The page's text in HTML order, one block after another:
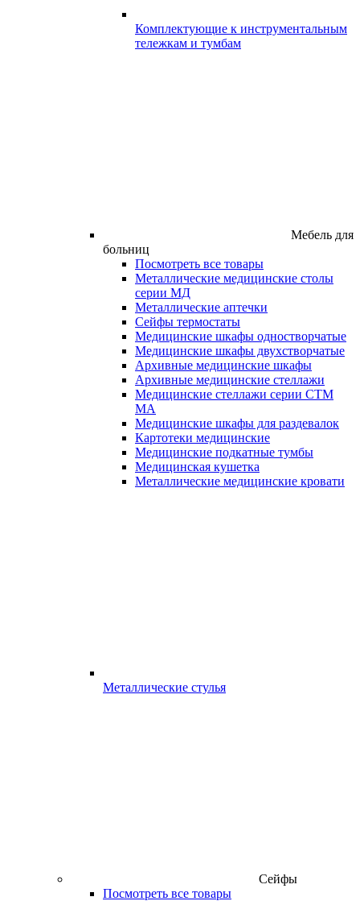
Комплектующие к инструментальным
тележкам и тумбам
Мебель для
больниц
Посмотреть все товары
Металлические медицинские столы
серии МД
Металлические аптечки
Сейфы термостаты
Медицинские шкафы одностворчатые
Медицинские шкафы двухстворчатые
Архивные медицинские шкафы
Архивные медицинские стеллажи
Медицинские стеллажи серии СТМ
МА
Медицинские шкафы для раздевалок
Картотеки медицинские
Медицинские подкатные тумбы
Медицинская кушетка
Металлические медицинские кровати
Металлические стулья
Сейфы
Посмотреть все товары